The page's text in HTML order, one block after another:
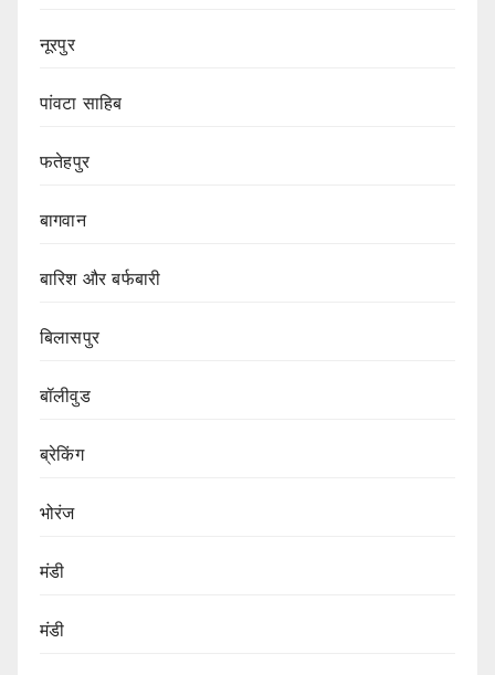
नूरपुर
पांवटा साहिब
फतेहपुर
बागवान
बारिश और बर्फबारी
बिलासपुर
बॉलीवुड
ब्रेकिंग
भोरंज
मंडी
मंडी